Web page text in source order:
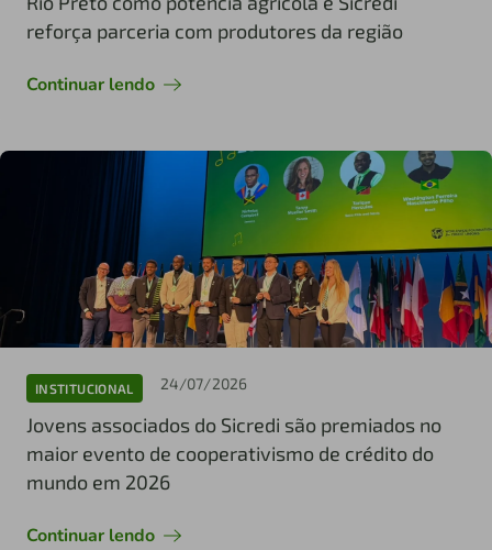
reforça parceria com produtores da região
Continuar lendo
INSTITUCIONAL 24/07/2026
Jovens associados do Sicredi são premiados no
maior evento de cooperativismo de crédito do
mundo em 2026
Continuar lendo